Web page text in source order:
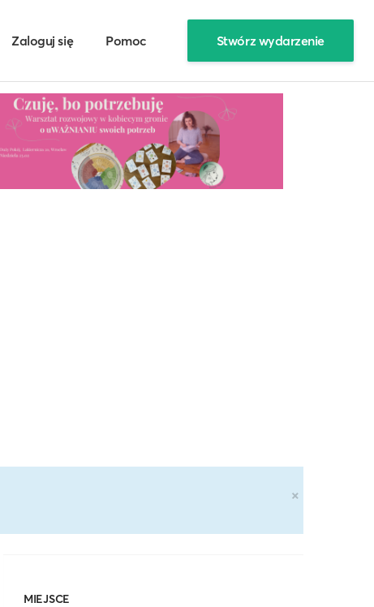
Zaloguj się Pomoc Stwórz wydarzenie
×
MIEJSCE